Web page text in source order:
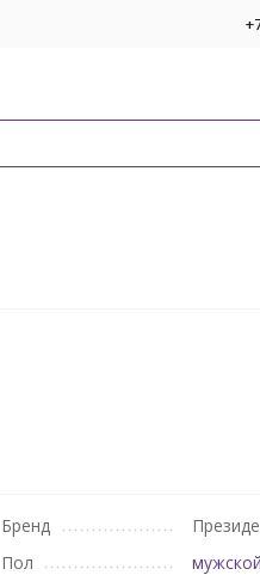
Бренд
Пол
мужской